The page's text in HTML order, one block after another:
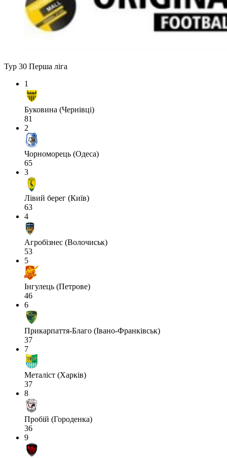
Тур 30 Перша ліга
1
Буковина (Чернівці)
81
2
Чорноморець (Одеса)
65
3
Лівий берег (Київ)
63
4
Агробізнес (Волочиськ)
53
5
Інгулець (Петрове)
46
6
Прикарпаття-Благо (Івано-Франківськ)
37
7
Металіст (Харків)
37
8
Пробій (Городенка)
36
9